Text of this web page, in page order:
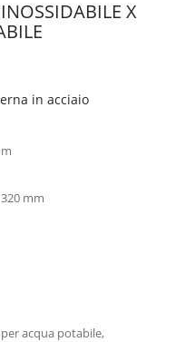
X
in acciaio
mm
acqua potabile,